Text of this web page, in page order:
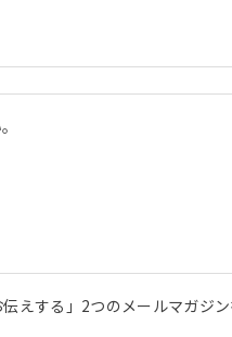
えする」2つのメールマガジン